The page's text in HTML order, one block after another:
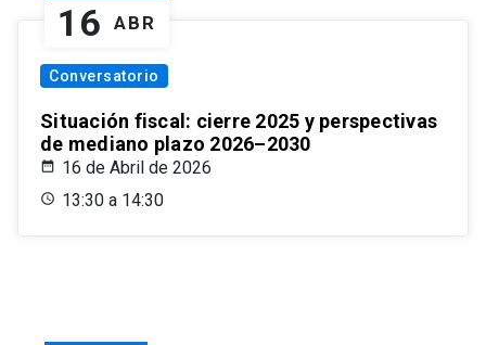
16 ABR
Conversatorio
Situación fiscal: cierre 2025 y perspectivas
de mediano plazo 2026–2030
16 de Abril de 2026
13:30 a 14:30